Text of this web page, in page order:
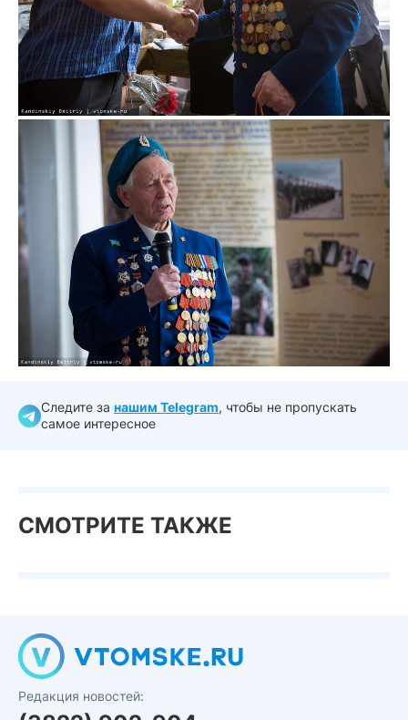
Следите за нашим Telegram, чтобы не пропускать
самое интересное
СМОТРИТЕ ТАКЖЕ
Редакция новостей: